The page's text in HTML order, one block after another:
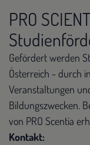
PRO
Gefördert werden
Österreich - durch
Veranstaltungen
Bildungszwecken.
von PRO Scentia
Kontakt: